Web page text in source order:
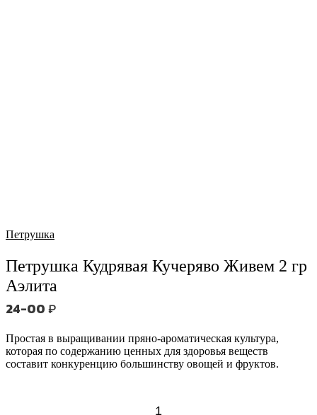
Петрушка
Петрушка Кудрявая Кучеряво Живем 2 гр
Аэлита
24-00₽
Простая в выращивании пряно-ароматическая культура,
которая по содержанию ценных для здоровья веществ
составит конкуренцию большинству овощей и фруктов.